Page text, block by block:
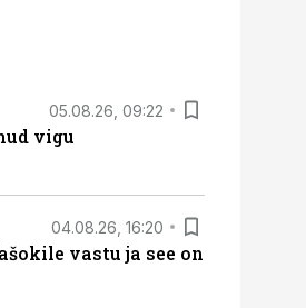
05.08.26, 09:22
vigu
04.08.26, 16:20
vastu ja see on